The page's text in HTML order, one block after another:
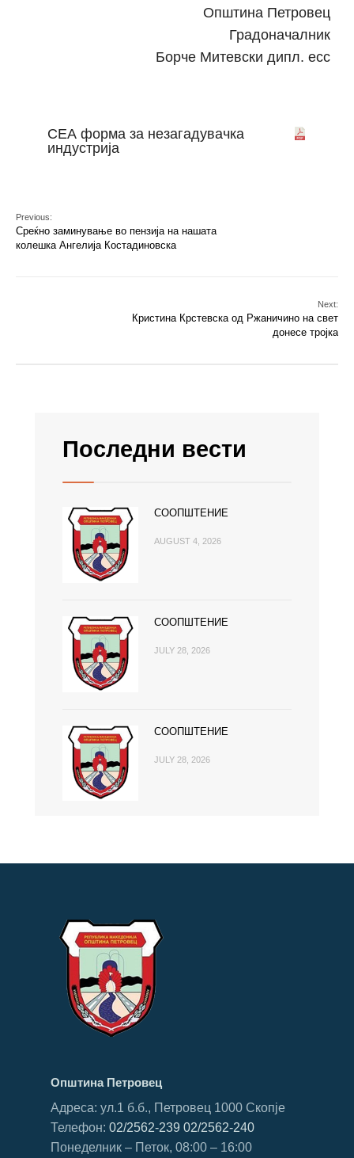
Општина Петровец
Градоначалник
Борче Митевски дипл. есс
СЕА форма за незагадувачка
индустрија
Previous:
Среќно заминување во пензија на нашата
колешка Ангелија Костадиновска
Next:
Кристина Крстевска од Ржаничино на свет
донесе тројка
Последни вести
СООПШТЕНИЕ
AUGUST 4, 2026
СООПШТЕНИЕ
JULY 28, 2026
СООПШТЕНИЕ
JULY 28, 2026
Општина Петровец
Адреса: ул.1 б.б., Петровец 1000 Скопје
Телефон: 02/2562-239 02/2562-240
Понеделник – Петок, 08:00 – 16:00